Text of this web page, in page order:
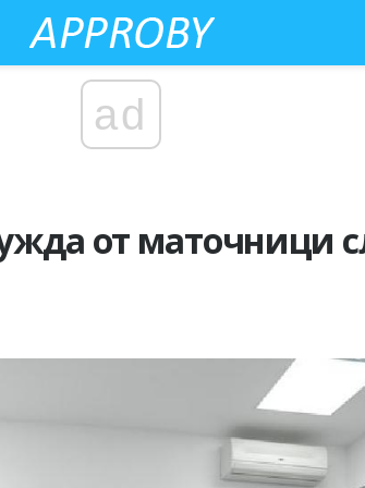
ad
от маточници